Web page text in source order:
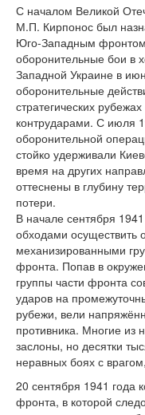
С началом Великой
М.П. Кирпонос был
Юго-Западным
оборонительные бои в
Западной Украине в
оборонительные
стратегических
контрударами. С июля
оборонительной
стойко удерживали
время на других
оттеснены в глубину
потери.
В начале сентября
обходами осуществить
механизированными
фронта. Попав в
группы части фронта
ударов на
рубежи, вели
противника. Многие из
заслоны, но десятки
неравных боях с
20 сентября 1941 года
фронта, в которой